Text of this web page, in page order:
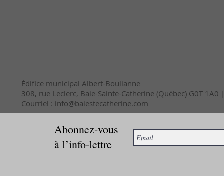
Édifice municipal Albert-Boulianne
308, rue Leclerc, Baie-Sainte-Catherine (Québec) G0T
Courriel : info@baiestecatherine.com
Abonnez-vous
à l’info-lettre